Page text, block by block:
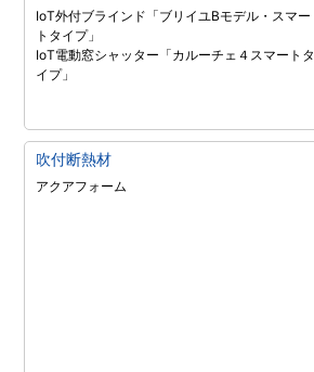
IoT外付ブラインド「ブリイユBモデル・スマー
トタイプ」
IoT電動窓シャッター「カルーチェ４スマートタ
イプ」
吹付断熱材
アクアフォーム